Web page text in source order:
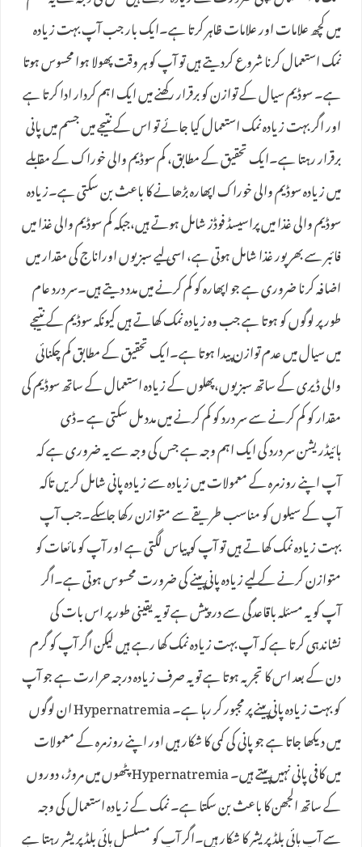
میں کچھ علامات اور علامات ظاہر کرتا ہے۔ایک بار جب آپ بہت زیادہ
نمک استعمال کرنا شروع کردیتے ہیں تو آپ کو ہر وقت پھولا ہوا محسوس ہوتا
ہے۔ سوڈیم سیال کے توازن کو برقرار رکھنے میں ایک اہم کردار ادا کرتا ہے
اور اگر بہت زیادہ نمک استعمال کیا جائے تو اس کے نتیجے میں جسم میں پانی
برقرار رہتا ہے۔ایک تحقیق کے مطابق، کم سوڈیم والی خوراک کے مقابلے
میں زیادہ سوڈیم والی خوراک اپھارہ بڑھانے کا باعث بن سکتی ہے۔زیادہ
سوڈیم والی غذا میں پراسیسڈ فوڈز شامل ہوتے ہیں،جبکہ کم سوڈیم والی غذا میں
فائبر سے بھرپور غذا شامل ہوتی ہے، اسی لیے سبزیوں اوراناج کی مقدار میں
اضافہ کرنا ضروری ہے جو اپھارہ کو کم کرنے میں مدد دیتے ہیں۔سر درد عام
طور پر لوگوں کو ہوتا ہے جب وہ زیادہ نمک کھاتے ہیں کیونکہ سوڈیم کے نتیجے
میں سیال میں عدم توازن پیدا ہوتا ہے۔ایک تحقیق کے مطابق کم چکنائی
والی ڈیری کے ساتھ سبزیوں،پھلوں کے زیادہ استعمال کے ساتھ سوڈیم کی
مقدار کو کم کرنے سے سر درد کو کم کرنے میں مدد مل سکتی ہے ۔ڈی
ہائیڈریشن سر درد کی ایک اہم وجہ ہے جس کی وجہ سے یہ ضروری ہے کہ
آپ اپنے روزمرہ کے معمولات میں زیادہ سے زیادہ پانی شامل کریں تاکہ
آپ کے سیلوں کو مناسب طریقے سے متوازن رکھا جاسکے۔جب آپ
بہت زیادہ نمک کھاتے ہیں تو آپ کو پیاس لگتی ہے اور آپ کو مائعات کو
متوازن کرنے کے لیے زیادہ پانی پینے کی ضرورت محسوس ہوتی ہے۔اگر
آپ کو یہ مسئلہ باقاعدگی سے درپیش ہے تو یہ یقینی طور پر اس بات کی
نشاندہی کرتا ہے کہ آپ بہت زیادہ نمک کھا رہے ہیں لیکن اگر آپ کو گرم
دن کے بعد اس کا تجربہ ہوتا ہے تو یہ صرف زیادہ درجہ حرارت ہے جو آپ
کو بہت زیادہ پانی پینے پر مجبور کر رہا ہے۔ Hypernatremia ان لوگوں
میں دیکھا جاتا ہے جو پانی کی کمی کا شکار ہیں اور اپنے روزمرہ کے معمولات
میں کافی پانی نہیں پیتے ہیں۔ Hypernatremia پٹھوں میں مروڑ، دوروں
کے ساتھ الجھن کا باعث بن سکتا ہے۔ نمک کے زیادہ استعمال کی وجہ